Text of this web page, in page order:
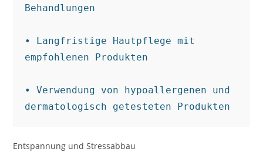
Behandlungen
• Langfristige Hautpflege mit
empfohlenen Produkten
• Verwendung von hypoallergenen und
dermatologisch getesteten Produkten
Entspannung und Stressabbau